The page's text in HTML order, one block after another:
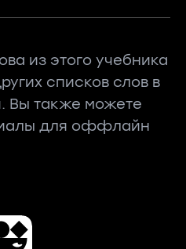
из этого учебника
списков слов в
Вы также можете
для оффлайн